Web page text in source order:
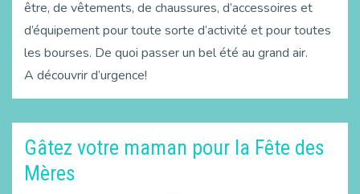
être, de vêtements, de chaussures, d’accessoires et
d’équipement pour toute sorte d’activité et pour toutes
les bourses. De quoi passer un bel été au grand air.
A découvrir d’urgence!
Gâtez votre maman pour la Fête des
Mères